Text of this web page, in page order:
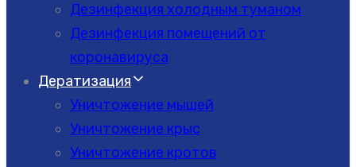
Дезинфекция холодным туманом
Дезинфекция помещений от
коронавируса
Дератизация
Уничтожение мышей
Уничтожение крыс
Уничтожение кротов